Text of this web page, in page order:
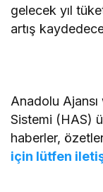
gelecek yıl
artış
Anadolu
Sistemi (HAS)
haberler,
için lütfen